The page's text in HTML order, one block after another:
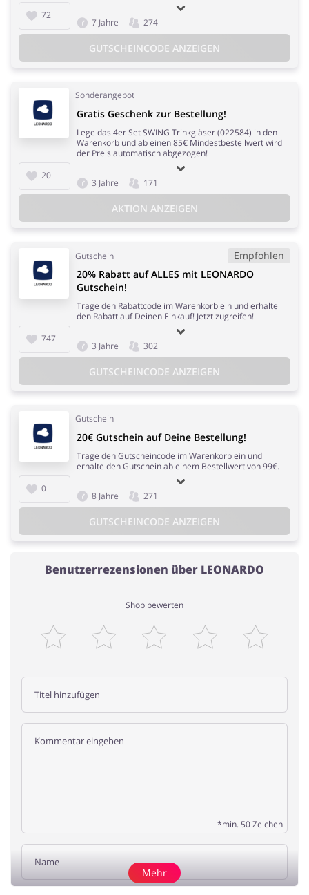
72
7 Jahre 274
GUTSCHEINCODE ANZEIGEN
Sonderangebot
20
Gratis Geschenk zur Bestellung!
Lege das 4er Set SWING Trinkgläser (022584) in den
Warenkorb und ab einen 85€ Mindestbestellwert wird
der Preis automatisch abgezogen!
3 Jahre 171
AKTION ANZEIGEN
Gutschein Empfohlen
747
20% Rabatt auf ALLES mit LEONARDO
Gutschein!
Trage den Rabattcode im Warenkorb ein und erhalte
den Rabatt auf Deinen Einkauf! Jetzt zugreifen!
3 Jahre 302
GUTSCHEINCODE ANZEIGEN
Gutschein
0
20€ Gutschein auf Deine Bestellung!
Trage den Gutscheincode im Warenkorb ein und
erhalte den Gutschein ab einem Bestellwert von 99€.
8 Jahre 271
GUTSCHEINCODE ANZEIGEN
Benutzerrezensionen über LEONARDO
Shop bewerten
*min. 50 Zeichen
Mehr